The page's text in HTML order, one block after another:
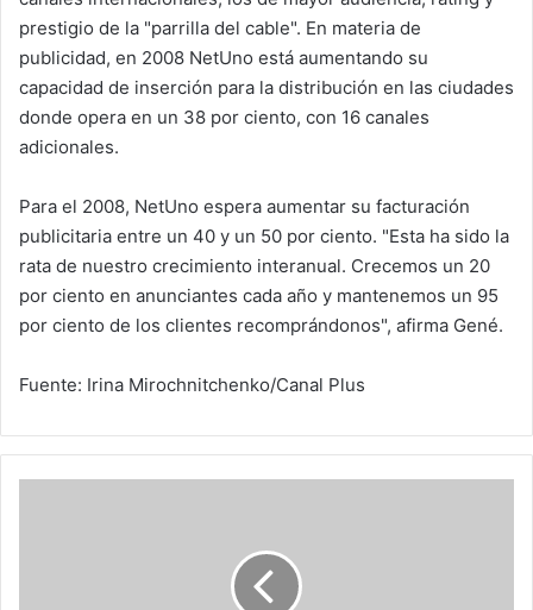
prestigio de la "parrilla del cable". En materia de
publicidad, en 2008 NetUno está aumentando su
capacidad de inserción para la distribución en las ciudades
donde opera en un 38 por ciento, con 16 canales
adicionales.
Para el 2008, NetUno espera aumentar su facturación
publicitaria entre un 40 y un 50 por ciento. "Esta ha sido la
rata de nuestro crecimiento interanual. Crecemos un 20
por ciento en anunciantes cada año y mantenemos un 95
por ciento de los clientes recomprándonos", afirma Gené.
Fuente: Irina Mirochnitchenko/Canal Plus